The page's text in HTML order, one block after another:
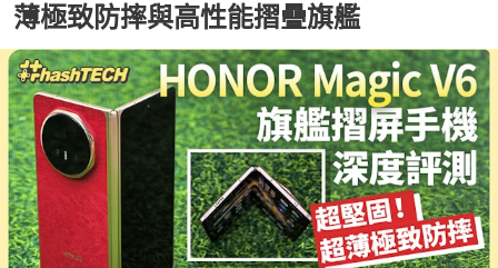
薄極致防摔與高性能摺疊旗艦